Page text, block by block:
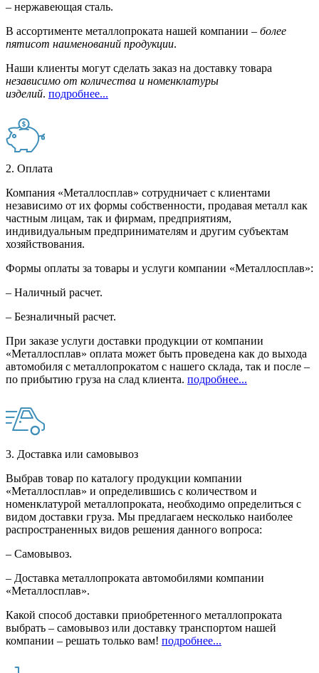
– нержавеющая сталь.
В ассортименте металлопроката нашей компании – более
пятисот наименований продукции.
Наши клиенты могут сделать заказ на доставку товара
независимо от количества и номенклатуры
изделий. подробнее...
2. Оплата
Компания «Металлосплав» сотрудничает с клиентами
независимо от их формы собственности, продавая металл как
частным лицам, так и фирмам, предприятиям,
индивидуальным предпринимателям и другим субъектам
хозяйствования.
Формы оплаты за товары и услуги компании «Металлосплав»:
– Наличный расчет.
– Безналичный расчет.
При заказе услуги доставки продукции от компании
«Металлосплав» оплата может быть проведена как до выхода
автомобиля с металлопрокатом с нашего склада, так и после –
по прибытию груза на слад клиента. подробнее...
3. Доставка или самовывоз
Выбрав товар по каталогу продукции компании
«Металлосплав» и определившись с количеством и
номенклатурой металлопроката, необходимо определиться с
видом доставки груза. Мы предлагаем несколько наиболее
распространенных видов решения данного вопроса:
– Самовывоз.
– Доставка металлопроката автомобилями компании
«Металлосплав».
Какой способ доставки приобретенного металлопроката
выбрать – самовывоз или доставку транспортом нашей
компании – решать только вам! подробнее...